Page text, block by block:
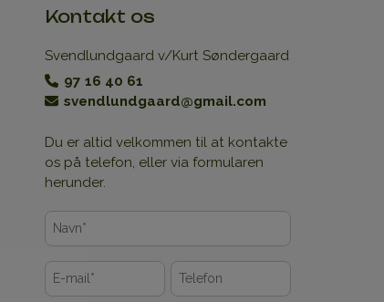
Kontakt os
Svendlundgaard v/Kurt Søndergaard
97 16 40 61
svendlundgaard@gmail.com
Du er altid velkommen til at kontakte
os på telefon, eller via formularen
herunder.
Navn
*
E-
mail
Telefon
*